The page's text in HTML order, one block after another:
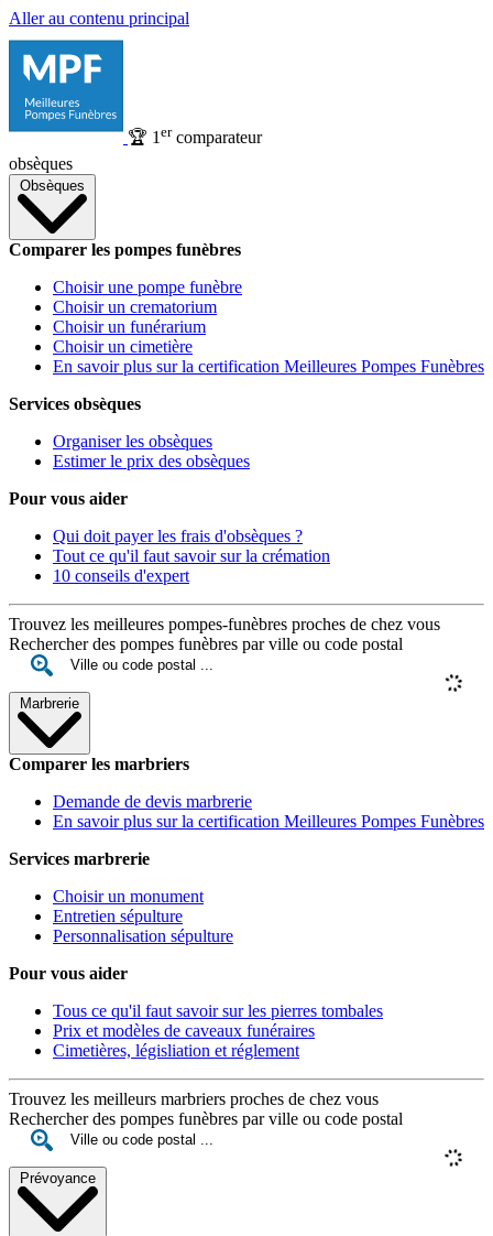
Aller au contenu principal
🏆 1 ercomparateur
obsèques
Obsèques
Comparer les pompes funèbres
Choisir une pompe funèbre
Choisir un crematorium
Choisir un funérarium
Choisir un cimetière
En savoir plus sur la certification Meilleures Pompes Funèbres
Services obsèques
Organiser les obsèques
Estimer le prix des obsèques
Pour vous aider
Qui doit payer les frais d'obsèques ?
Tout ce qu'il faut savoir sur la crémation
10 conseils d'expert
Trouvez les meilleures pompes-funèbres proches de chez vous
Rechercher des pompes funèbres par ville ou code postal
Marbrerie
Comparer les marbriers
Demande de devis marbrerie
En savoir plus sur la certification Meilleures Pompes Funèbres
Services marbrerie
Choisir un monument
Entretien sépulture
Personnalisation sépulture
Pour vous aider
Tous ce qu'il faut savoir sur les pierres tombales
Prix et modèles de caveaux funéraires
Cimetières, législiation et réglement
Trouvez les meilleurs marbriers proches de chez vous
Rechercher des pompes funèbres par ville ou code postal
Prévoyance